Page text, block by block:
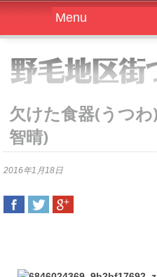
欠けた食器(うつ
智晴)
2016年1月18日